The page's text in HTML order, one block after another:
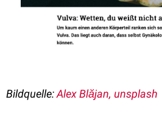
Bildquelle:Alex Blăjan, unsplash